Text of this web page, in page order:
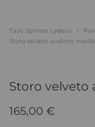
Tavo Spintos Lyderis /
Storo velveto audinio
Storo velveto
165,00 €